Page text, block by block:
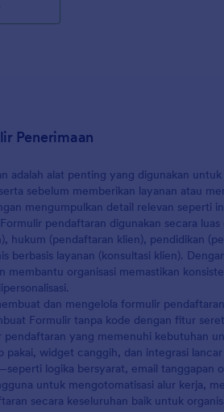
Penerimaan
adalah alat penting yang digunakan
sebelum memberikan layanan atau
mengumpulkan detail relevan seperti
pendaftaran digunakan secara
hukum (pendaftaran klien), pendidikan
berbasis layanan (konsultasi klien).
membantu organisasi memastikan
dan mengelola formulir
Formulir tanpa kode dengan fitur
yang memenuhi kebutuhan
pakai, widget canggih, dan integrasi
logika bersyarat, email tanggapan
untuk mengotomatisasi alur kerja,
secara keseluruhan baik untuk